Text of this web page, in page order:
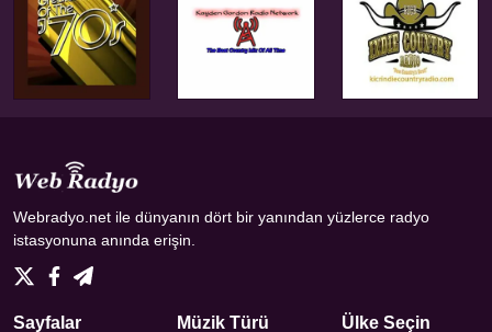
Webradyo.net ile dünyanın dört bir yanından yüzlerce radyo
istasyonuna anında erişin.
Sayfalar Müzik Türü Ülke Seçin